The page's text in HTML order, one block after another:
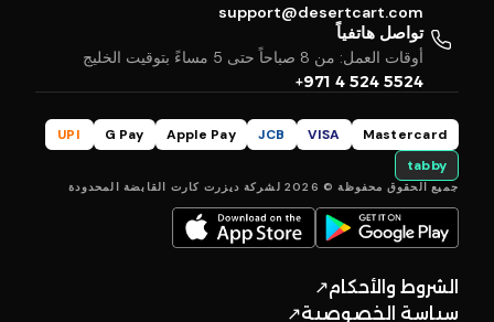
support@desertcart.com
تواصل هاتفياً
أوقات العمل: من 8 صباحاً حتى 5 مساءً بتوقيت الخليج
+971 4 524 5524
Mastercard
VISA
JCB
Apple Pay
G Pay
UPI
tabby
جميع الحقوق محفوظة © 2026 لشركة ديزرت كارت القابضة المحدودة
الشروط والأحكام↗
سياسة الخصوصية↗